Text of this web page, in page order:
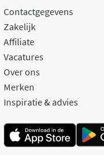
Contactgegevens
Zakelijk
Affiliate
Vacatures
Over ons
Merken
Inspiratie & advies